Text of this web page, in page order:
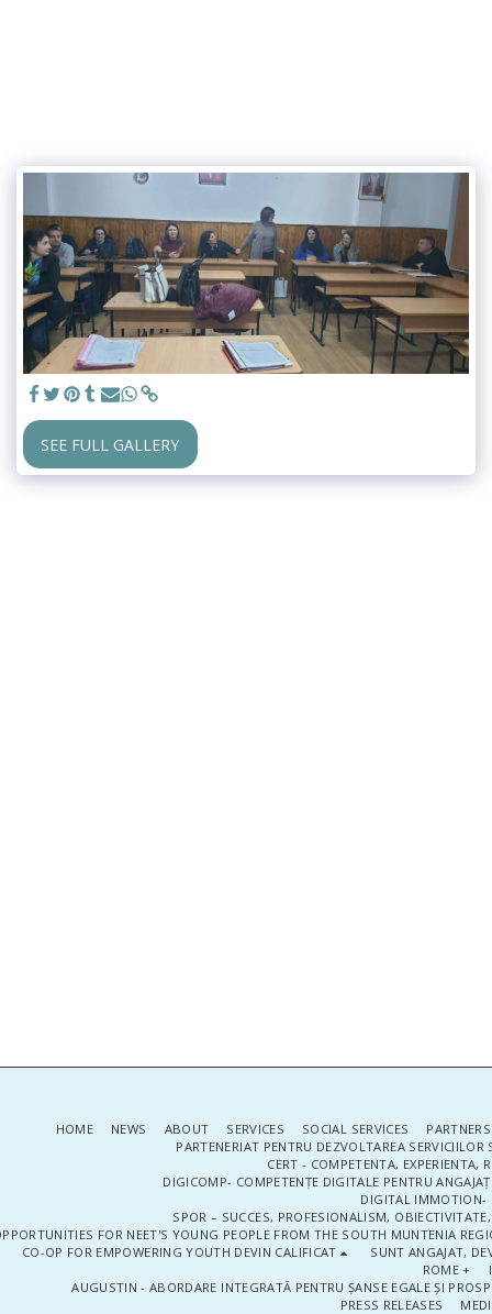
SEE FULL GALLERY
HOME NEWS ABOUT SERVICES SOCIAL SERVICES
PARTENERIAT PENTRU DEZVOLTAREA SERVICIILOR
CERT - COMPETENTA, EXPERIENTA,
DIGICOMP- COMPETENȚE DIGITALE PENTRU
DIGITAL IMMOTION-
SPOR – SUCCES, PROFESIONALISM,
FOR NEET'S YOUNG PEOPLE FROM THE SOUTH MUNTENIA
CO-OP FOR EMPOWERING YOUTH DEVIN CALIFICAT
SUNT ANGAJAT,
ROME +
AUGUSTIN - ABORDARE INTEGRATĂ PENTRU ȘANSE EGALE ȘI
PRESS RELEASES